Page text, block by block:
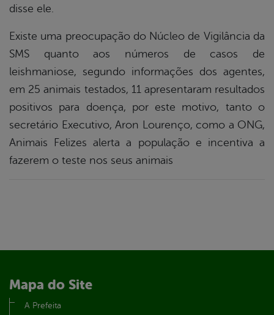
disse ele.
Existe uma preocupação do Núcleo de Vigilância da
SMS quanto aos números de casos de
leishmaniose, segundo informações dos agentes,
em 25 animais testados, 11 apresentaram resultados
positivos para doença, por este motivo, tanto o
secretário Executivo, Aron Lourenço, como a ONG,
Animais Felizes alerta a população e incentiva a
fazerem o teste nos seus animais
Mapa do Site
A Prefeita